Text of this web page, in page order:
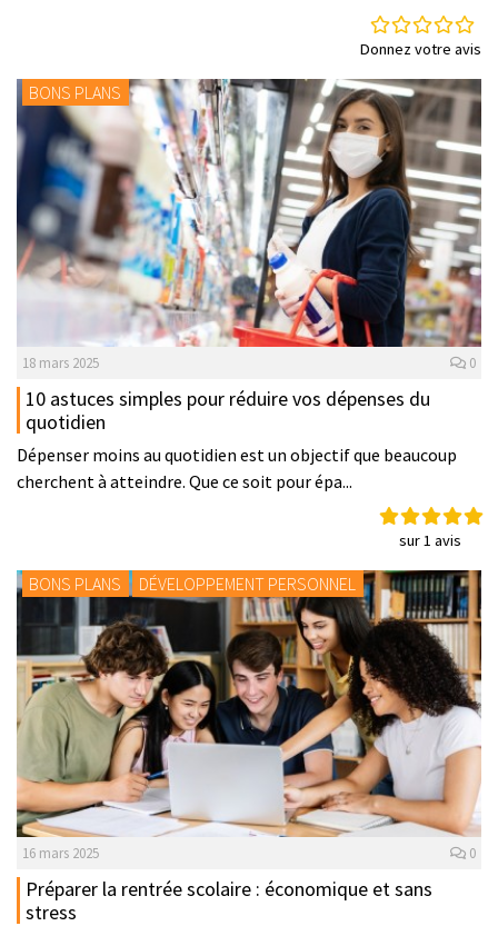
Donnez votre avis
BONS PLANS
18 mars 2025 0
10 astuces simples pour réduire vos dépenses du
quotidien
Dépenser moins au quotidien est un objectif que beaucoup
cherchent à atteindre. Que ce soit pour épa...
sur 1 avis
BONS PLANS DÉVELOPPEMENT PERSONNEL
16 mars 2025 0
Préparer la rentrée scolaire : économique et sans
stress